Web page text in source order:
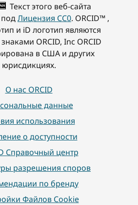
Текст этого веб-сайта
Лицензия CC0. ORCID™ ,
и iD логотип являются
ORCID, Inc ORCID
в США и других
юрисдикциях.
О нас ORCID
данные
использования
о доступности
Справочный центр
разрешения споров
по бренду
Файлов Cookie